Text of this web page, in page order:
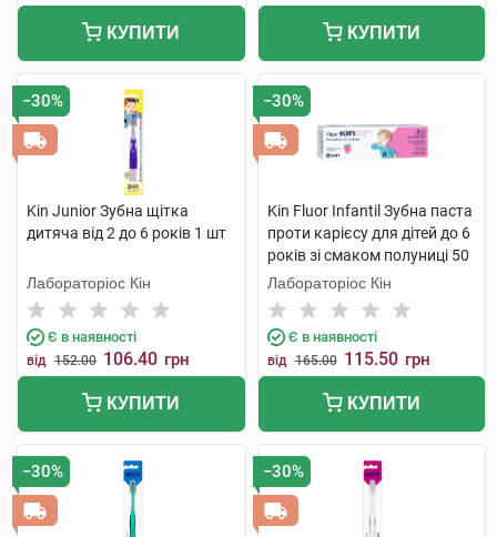
КУПИТИ КУПИТИ
−30%
Kin Junior Зубна щітка
дитяча від 2 до 6 років 1 шт
Лабораторіос Кін
Є в наявності
від 152.00 106.40 грн
КУПИТИ
−30%
Kin Fluor Infantil Зубна паста
проти карієсу для дітей до 6
років зі смаком полуниці 50
мл 1 туба
Лабораторіос Кін
Є в наявності
від 165.00 115.50 грн
КУПИТИ
−30% −30%